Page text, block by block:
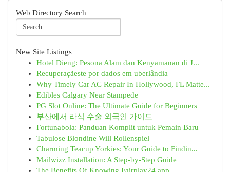
Web Directory Search
New Site Listings
Hotel Dieng: Pesona Alam dan Kenyamanan di J...
Recuperaçãeste por dados em uberlândia
Why Timely Car AC Repair In Hollywood, FL Matte...
Edibles Calgary Near Stampede
PG Slot Online: The Ultimate Guide for Beginners
부산에서 라식 수술 외국인 가이드
Fortunabola: Panduan Komplit untuk Pemain Baru
Tabulose Blondine Will Rollenspiel
Charming Teacup Yorkies: Your Guide to Findin...
Mailwizz Installation: A Step-by-Step Guide